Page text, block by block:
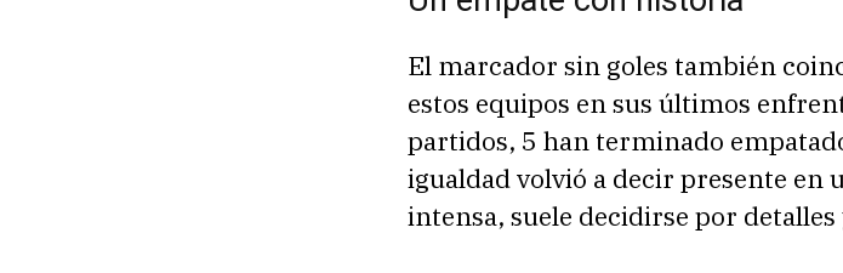
El marcador sin goles también
estos equipos en sus últimos
partidos, 5 han terminado
igualdad volvió a decir presente en
intensa, suele decidirse por